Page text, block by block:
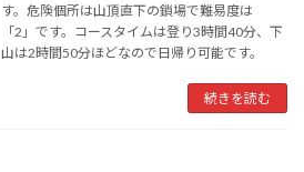
す。危険個所は山頂直下の鎖場で難易度は
「2」です。コースタイムは登り3時間40分、下
山は2時間50分ほどなので日帰り可能です。
続きを読む